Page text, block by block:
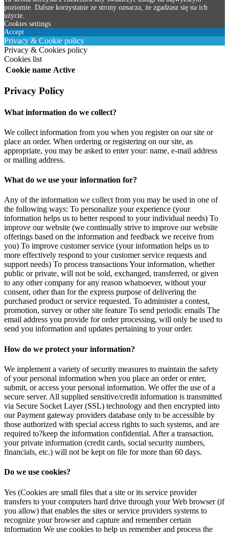
poziomie. Dalsze korzystanie ze strony oznacza, że zgadzasz się na ich
użycie.
Cookies settings
Accept
Privacy & Cookie policy
Privacy & Cookies policy
Cookies list
Cookie name Active
Privacy Policy
What information do we collect?
We collect information from you when you register on our site or
place an order. When ordering or registering on our site, as
appropriate, you may be asked to enter your: name, e-mail address
or mailing address.
What do we use your information for?
Any of the information we collect from you may be used in one of
the following ways: To personalize your experience (your
information helps us to better respond to your individual needs) To
improve our website (we continually strive to improve our website
offerings based on the information and feedback we receive from
you) To improve customer service (your information helps us to
more effectively respond to your customer service requests and
support needs) To process transactions Your information, whether
public or private, will not be sold, exchanged, transferred, or given
to any other company for any reason whatsoever, without your
consent, other than for the express purpose of delivering the
purchased product or service requested. To administer a contest,
promotion, survey or other site feature To send periodic emails The
email address you provide for order processing, will only be used to
send you information and updates pertaining to your order.
How do we protect your information?
We implement a variety of security measures to maintain the safety
of your personal information when you place an order or enter,
submit, or access your personal information. We offer the use of a
secure server. All supplied sensitive/credit information is transmitted
via Secure Socket Layer (SSL) technology and then encrypted into
our Payment gateway providers database only to be accessible by
those authorized with special access rights to such systems, and are
required to?keep the information confidential. After a transaction,
your private information (credit cards, social security numbers,
financials, etc.) will not be kept on file for more than 60 days.
Do we use cookies?
Yes (Cookies are small files that a site or its service provider
transfers to your computers hard drive through your Web browser (if
you allow) that enables the sites or service providers systems to
recognize your browser and capture and remember certain
information We use cookies to help us remember and process the